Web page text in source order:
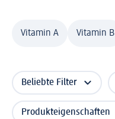
Vitamin A Vitamin B
Beliebte Filter
Produkteigenschaften